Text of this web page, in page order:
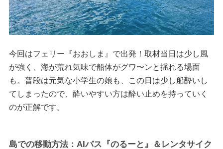
今回はフェリー『おおしま』で出発！取材当日は少し風
が強く、海が荒れ気味で船体がグワ〜ンと揺れる場面
も。普段は元気な小学生の娘も、この日は少し船酔いし
てしまったので、酔いやすい方は酔い止めを持っていく
のが正解です。
島での移動方法：AIバス『のるーと』＆レンタサイク